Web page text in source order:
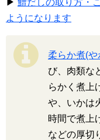
▶ 鱧だしの取り方・
ようになります
柔らか煮(や
び、肉類な
らかく煮上
や、いかは
時間で煮上
などの厚切